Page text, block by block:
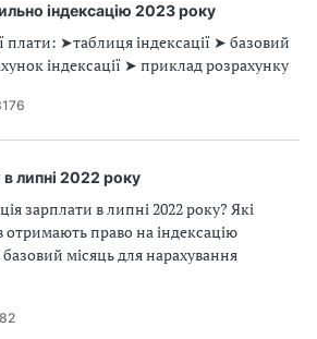
індексацію 2023 року
плати: ➤таблиця індексації ➤ базовий
індексації ➤ приклад розрахунку
в липні 2022 року
зарплати в липні 2022 року? Які
отримають право на індексацію
місяць для нарахування